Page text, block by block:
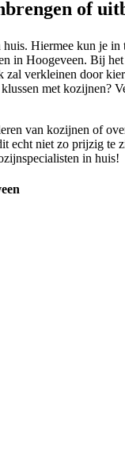
of
Hiermee kun je
in Hoogeveen. Bij
zal verkleinen door
met kozijnen?
van kozijnen of
echt niet zo prijzig te
in huis!